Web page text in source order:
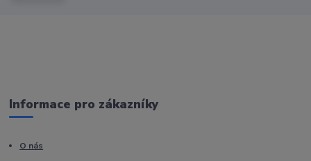
Informace pro zákazníky
O nás